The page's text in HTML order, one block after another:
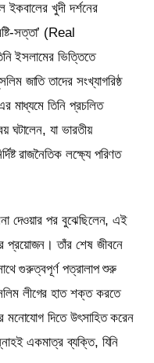
খুদী দর্শনের
সত্তা’ (Real
ইসলামের ভিত্তিতে
জাতি তাদের সংখ্যাগরিষ্ঠ
মাধ্যমে তিনি প্রচলিত
ঘটালেন, যা ভারতীয়
রাজনৈতিক লক্ষ্যে পরিণত
দেওয়ার পর বুঝেছিলেন, এই
প্রয়োজন। তাঁর শেষ জীবনে
গুরুত্বপূর্ণ পত্রালাপ শুরু
লীগের হাত শক্ত করতে
মনোযোগ দিতে উৎসাহিত করেন
একমাত্র ব্যক্তি, যিনি